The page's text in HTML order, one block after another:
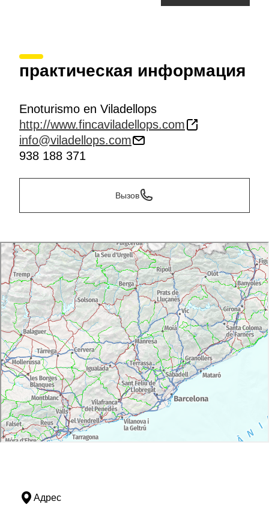
практическая информация
Enoturismo en Viladellops
http://www.fincaviladellops.com
info@viladellops.com
938 188 371
Вызов
Адрес